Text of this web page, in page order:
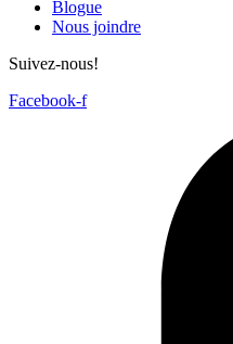
Blogue
Nous joindre
Suivez-nous!
Facebook-f